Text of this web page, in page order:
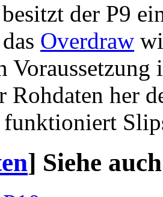
der P9
Overdraw
Voraussetzung
Rohdaten her
] Siehe auch